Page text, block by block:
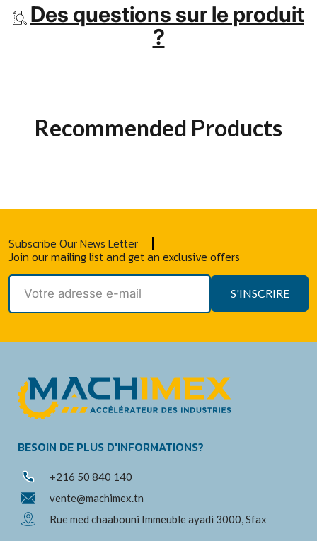
Des questions sur le produit
?
Recommended Products
Subscribe Our News Letter
Join our mailing list and get an exclusive offers
S'INSCRIRE
BESOIN DE PLUS D'INFORMATIONS?
+216 50 840 140
vente@machimex.tn
Rue med chaabouni Immeuble ayadi 3000, Sfax